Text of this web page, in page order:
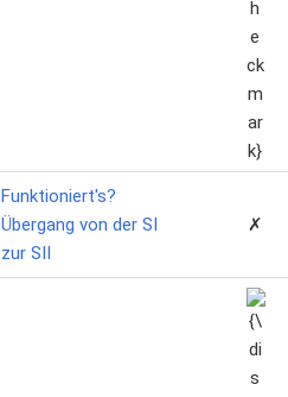
Funktioniert's?
Übergang von der SI
zur SII
✗